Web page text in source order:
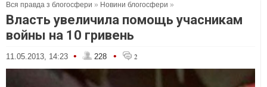
Вся правда з блогосфери » Новини блогосфери »
Власть увеличила помощь учасникам
войны на 10 гривень
11.05.2013, 14:23 • 228 • 2